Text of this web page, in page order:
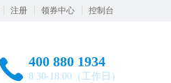
注册 领券中心 控制台
400 880 1934
8:30-18:00（工作日）